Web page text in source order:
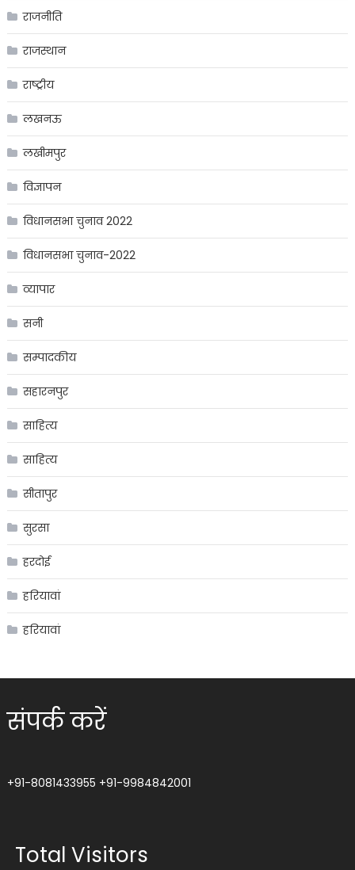
राजनीति
राजस्थान
राष्ट्रीय
लखनऊ
लखीमपुर
विज्ञापन
विधानसभा चुनाव 2022
विधानसभा चुनाव-2022
व्यापार
सनी
सम्पादकीय
सहारनपुर
साहित्य
साहित्य
सीतापुर
सुरसा
हरदोई
हरियावां
हरियावां
संपर्क करें
+91-8081433955 +91-9984842001
Total Visitors